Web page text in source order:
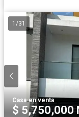
1 /31
Casa·en venta
$ 5,750,000